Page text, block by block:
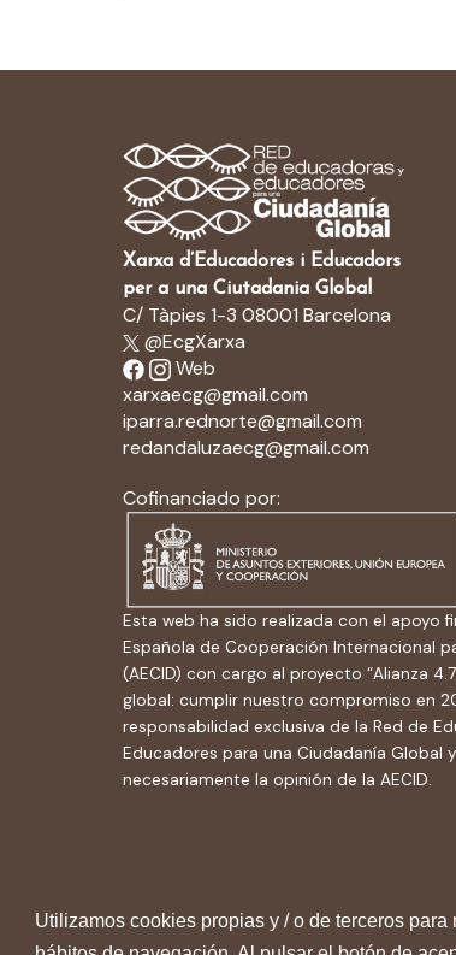
Utilizamos cookies propias y / o de terceros
Xarxa d’Educadores i Educadors
per a una Ciutadania Global
C/ Tàpies 1-3 08001 Barcelona
@EcgXarxa
Web
xarxaecg@gmail.com
iparra.rednorte@gmail.com
redandaluzaecg@gmail.com
Cofinanciado por:
Esta web ha sido realizada con el apoyo
Española de Cooperación Internacional
(AECID) con cargo al proyecto “Alianza
global: cumplir nuestro compromiso en
responsabilidad exclusiva de la Red de
Educadores para una Ciudadanía Global
necesariamente la opinión de la AECID.
Aviso Legal -Política de privacidad